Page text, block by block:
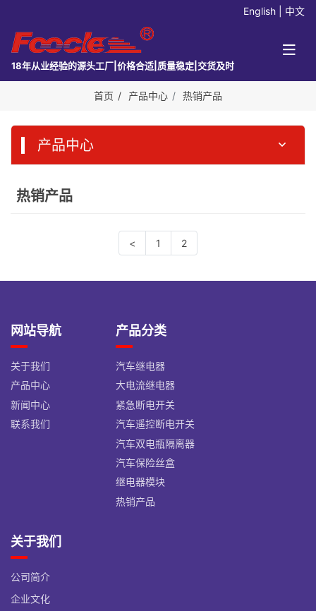
English 中文
18年从业经验的源头工厂|价格合适|质量稳定|交货及时
首页 产品中心 热销产品
产品中心
热销产品
< 1 2
网站导航
关于我们
产品中心
新闻中心
联系我们
产品分类
汽车继电器
大电流继电器
紧急断电开关
汽车遥控断电开关
汽车双电瓶隔离器
汽车保险丝盒
继电器模块
热销产品
关于我们
公司简介
企业文化